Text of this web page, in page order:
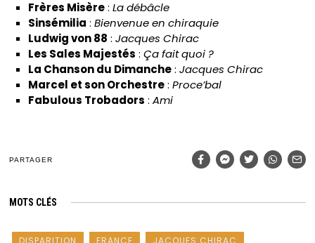
Frères Misère: La débâcle
Sinsémilia : Bienvenue en chiraquie
Ludwig von 88 : Jacques Chirac
Les Sales Majestés : Ça fait quoi ?
La Chanson du Dimanche: Jacques Chirac
Marcel et son Orchestre: Proce’bal
Fabulous Trobadors : Ami
PARTAGER
MOTS CLÉS